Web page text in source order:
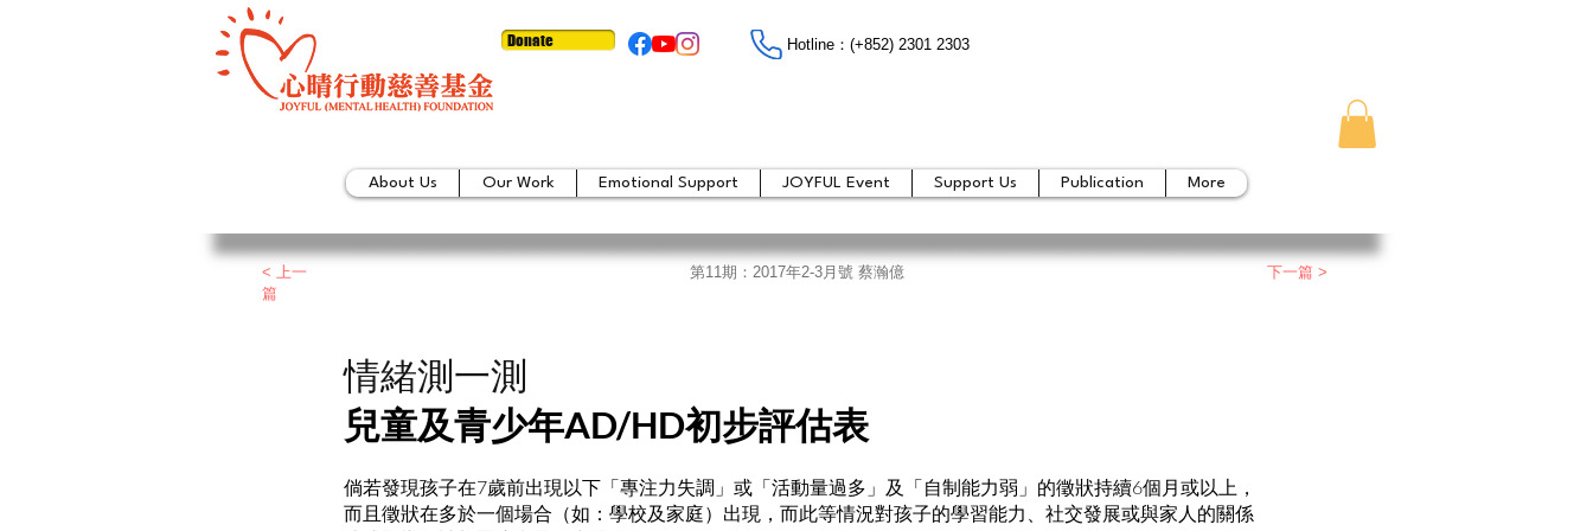
Donate Hotline：​​(+852) 2301 2303
About Us Our Work Emotional Support JOYFUL Event Support Us Publication More
< 上一
篇
第11期： 2017年2-3月號 蔡瀚億 下一篇 >
情緒測一測
兒童及青少年AD/HD初步評估表
倘若發現孩子在7歲前出現以下「專注力失調」或「活動量過多」及「自制能力弱」的徵狀持續6個月或以上，
而且徵狀在多於一個場合（如：學校及家庭）出現，而此等情況對孩子的學習能力、社交發展或與家人的關係